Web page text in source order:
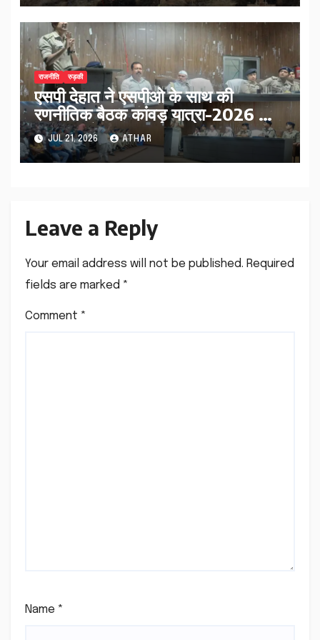
राजनीति रुड़की
एसपी देहात ने एसपीओ के साथ की
रणनीतिक बैठक कांवड़ यात्रा-2026 को
सुरक्षित और व्यवस्थित बनाने पर दिया
जोर…
JUL 21, 2026 ATHAR
Leave a Reply
Your email address will not be published. Required
fields are marked *
Comment *
Name *